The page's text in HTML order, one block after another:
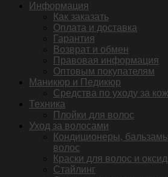
Информация
Как заказать
Оплата и доставка
Гарантия
Возврат и обмен
Правовая информация
Оптовым покупателям
Маникюр и Педикюр
Средства по уходу за
Техника
Плойки для волос
Уход за волосами
Кондиционеры,
волос
Краски для волос и
Стайлинг